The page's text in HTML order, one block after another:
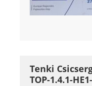
Tenki
TOP-1.4.1-